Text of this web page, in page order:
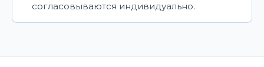
согласовываются индивидуально.